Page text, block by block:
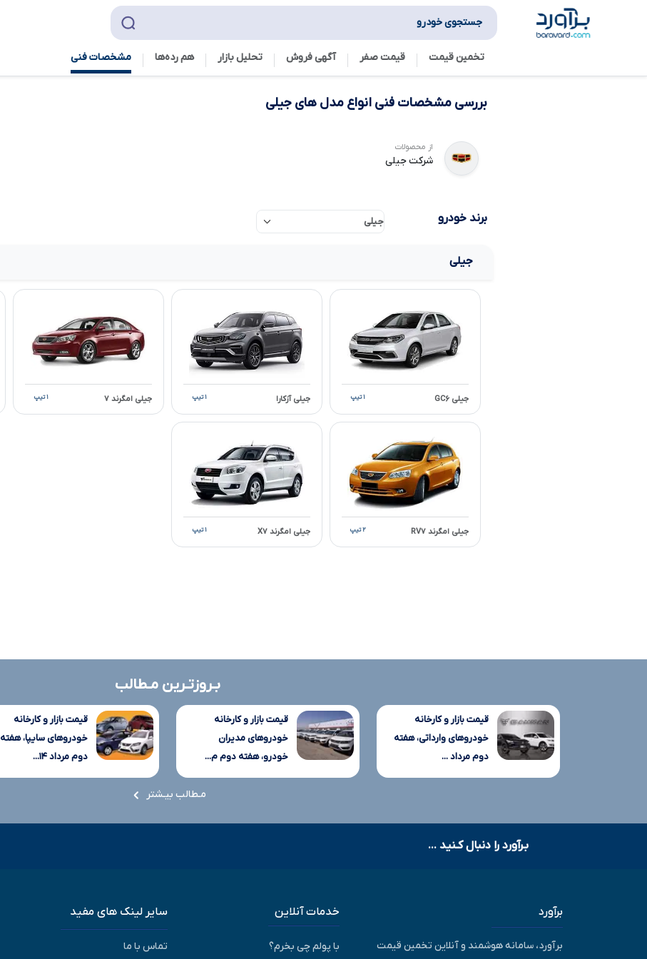
جستجوی خودرو
تخمین قیمت قیمت صفر آگهی فروش تحلیل بازار هم رده‌ها‌ مشخصات فنی
بررسی مشخصات فنی انواع مدل های جیلی
از محصولات
شرکت جیلی
برند خودرو
جیلی
جیلی GC۶ ۱ تیپ جیلی آزکارا ۱ تیپ جیلی امگرند ۷ ۱ تیپ
جیلی امگرند RV۷ ۲ تیپ جیلی امگرند X۷ ۱ تیپ
بـروزتـرین مـطالب
قیمت بازار و کارخانه
خودروهای وارداتی، هفته
دوم مرداد ...
قیمت بازار و کارخانه
خودروهای مدیران
خودرو، هفته دوم م...
قیمت بازار و کارخانه
خودروهای سایپا، هفته
دوم مرداد ۱۴...
مـطالب بیـشتر
بـرآورد را دنبال کـنید ...
برآورد
برآورد، سامانه هوشمند و آنلاین تخمین قیمت
خدمات آنلاین
با پولم چی بخرم؟
سایر لینک های مفید
تماس با ما